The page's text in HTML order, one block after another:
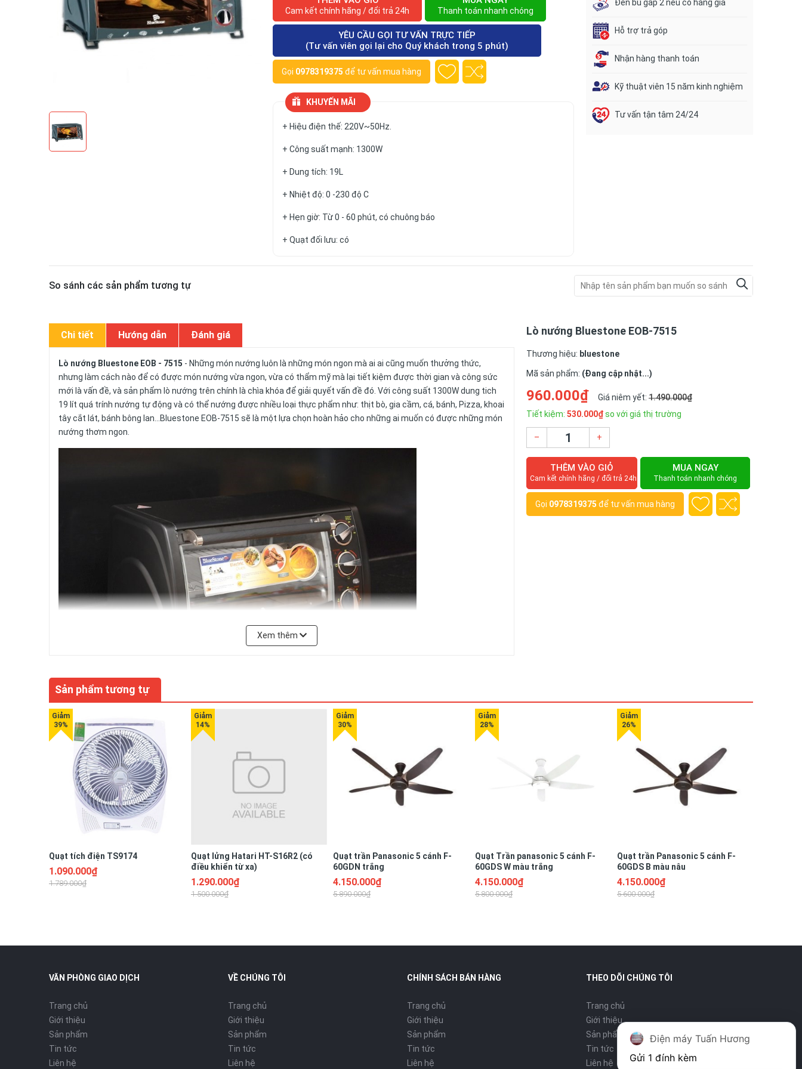
Cam kết chính hãng / đổi trả 24h Thanh toán nhanh chóng
YÊU CẦU GỌI TƯ VẤN TRỰC TIẾP
(Tư vấn viên gọi lại cho Quý khách trong 5 phút)
Gọi 0978319375 để tư vấn mua hàng
KHUYẾN MÃI
+ Hiệu điện thế: 220V~50Hz.
+ Công suất mạnh: 1300W
+ Dung tích: 19L
+ Nhiệt độ: 0 -230 độ C
+ Hẹn giờ: Từ 0 - 60 phút, có chuông báo
+ Quạt đối lưu: có
Đền bù gấp 2 nếu có hàng giả
Hỗ trợ trả góp
Nhận hàng thanh toán
Kỹ thuật viên 15 năm kinh nghiệm
Tư vấn tận tâm 24/24
So sánh các sản phẩm tương tự
Chi tiết Hướng dẫn Đánh giá
Lò nướng Bluestone EOB - 7515 - Những món nướng luôn là những món ngon mà ai ai cũng muốn thưởng thức,
nhưng làm cách nào để có được món nướng vừa ngon, vừa có thẩm mỹ mà lại tiết kiệm được thời gian và công sức
mới là vấn đề, và sản phẩm lò nướng trên chính là chìa khóa để giải quyết vấn đề đó. Với công suất 1300W dung tich
19 lít quá trính nướng tự động và có thể nướng được nhiều loại thực phẩm như: thịt bò, gia cầm, cá, bánh, Pizza, khoai
tây cắt lát, bánh bông lan...Bluestone EOB-7515 sẽ là một lựa chọn hoàn hảo cho những ai muốn có được những món
nướng thơm ngon.
Thông tin sản phẩm
Hệ thống quạt đối lưu giúp thức ăn chín đều
Lò nướng được trang bị hệ thống quạt đối lưu giúp luân chuyển khí nóng, giúp thức ăn chín đều, vàng giòn. Máy có thể
dùng để nướng được nhiều loại thực phẩm: thịt bò, gia cầm, cá, bánh, Pizza, khoai tây cắt lát, bánh bông lan.
Nút điều chỉnh tiện dụng
Máy có những nút xoay điều chỉnh nhiệt độ, thời gian vị trí toả nhiệt cho bạn tuỳ ý điều chỉnh. Quá trình nướng hoàn
toàn tự động, tiết kiệm được thời gian, cho bạn rãnh tay làm những công việc khác.
Xem thêm
Lò nướng Bluestone EOB-7515
Thương hiệu: bluestone
Mã sản phẩm: (Đang cập nhật...)
960.000₫ Giá niêm yết: 1.490.000₫
Tiết kiệm: 530.000₫so với giá thị trường
– +
THÊM VÀO GIỎ
Cam kết chính hãng / đổi trả 24h
MUA NGAY
Thanh toán nhanh chóng
Gọi 0978319375 để tư vấn mua hàng
Sản phẩm tương tự
Quạt tích điện TS9174
1.090.000₫
1.789.000₫
Quạt lửng Hatari HT-S16R2 (có
điều khiển từ xa)
1.290.000₫
1.500.000₫
Quạt trần Panasonic 5 cánh F-
60GDN trắng
4.150.000₫
5.890.000₫
Quạt Trần panasonic 5 cánh F-
60GDS W màu trắng
4.150.000₫
5.800.000₫
Quạt trần Panasonic 5 cánh F-
60GDS B màu nâu
4.150.000₫
5.600.000₫
VĂN PHÒNG GIAO DỊCH
Trang chủ
Giới thiệu
Sản phẩm
Tin tức
Liên hệ
VỀ CHÚNG TÔI
Trang chủ
Giới thiệu
Sản phẩm
Tin tức
Liên hệ
CHÍNH SÁCH BÁN HÀNG
Trang chủ
Giới thiệu
Sản phẩm
Tin tức
Liên hệ
THEO DÕI CHÚNG TÔI
Trang chủ
Giới thiệu
Sản phẩm
Tin tức
Liên hệ
Điện máy Tuấn Hương
Gửi 1 đính kèm